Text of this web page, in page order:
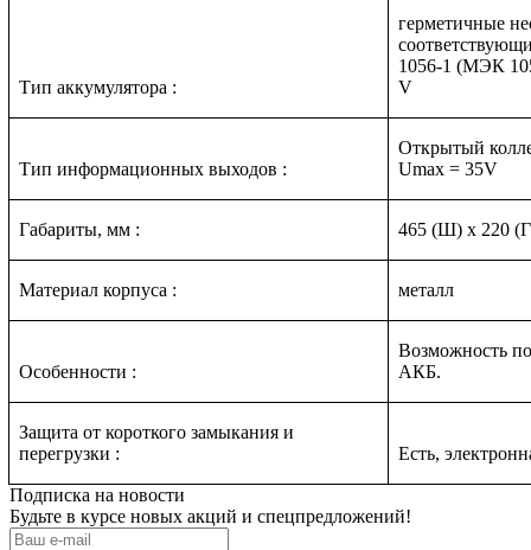
Тип аккумулятора :
герметичные
1056-1 (МЭК
V
Тип информационных выходов :
Открытый
Umax = 35V
Габариты, мм : 465 (Ш) x 220
Материал корпуса : металл
Особенности :
Возможность
АКБ.
Защита от короткого замыкания и
перегрузки :
Есть,
Подписка на новости
Будьте в курсе новых акций и спецпредложений!